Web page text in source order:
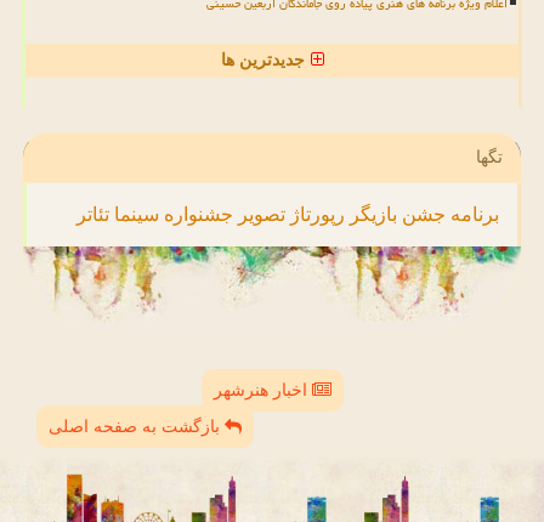
جدیدترین ها
تگها
برنامه جشن بازیگر رپورتاژ تصویر جشنواره سینما تئاتر
اخبار هنرشهر
بازگشت به صفحه اصلی